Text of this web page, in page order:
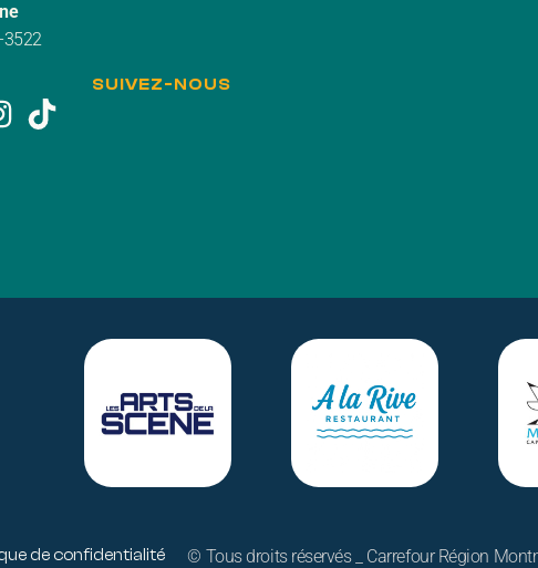
3522
SUIVEZ-NOUS
de confidentialité © Tous droits réservés _ Carrefour Région